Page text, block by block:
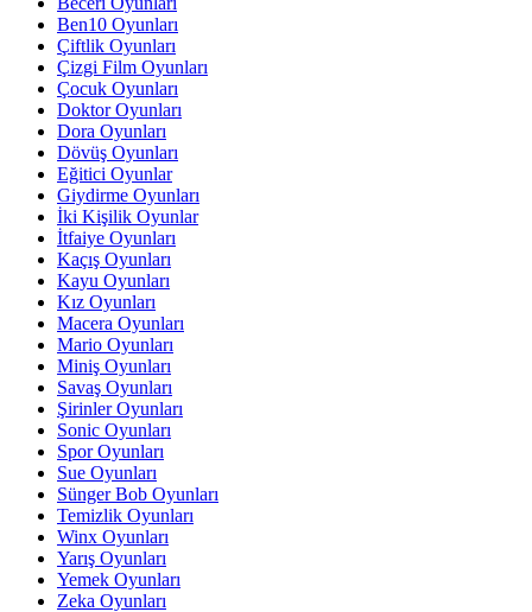
Ben10 Oyunları
Çiftlik Oyunları
Çizgi Film Oyunları
Çocuk Oyunları
Doktor Oyunları
Dora Oyunları
Dövüş Oyunları
Eğitici Oyunlar
Giydirme Oyunları
İki Kişilik Oyunlar
İtfaiye Oyunları
Kaçış Oyunları
Kayu Oyunları
Kız Oyunları
Macera Oyunları
Mario Oyunları
Miniş Oyunları
Savaş Oyunları
Şirinler Oyunları
Sonic Oyunları
Spor Oyunları
Sue Oyunları
Sünger Bob Oyunları
Temizlik Oyunları
Winx Oyunları
Yarış Oyunları
Yemek Oyunları
Zeka Oyunları